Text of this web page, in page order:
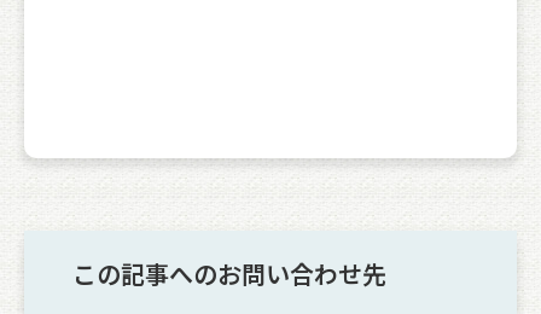
この記事へのお問い合わせ先